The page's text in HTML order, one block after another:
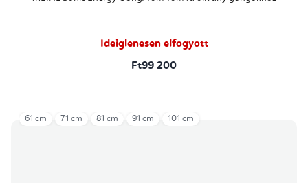
Ideiglenesen elfogyott
Ft99 200
61 cm 71 cm 81 cm 91 cm 101 cm